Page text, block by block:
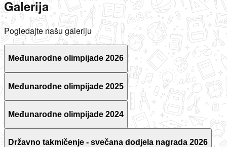
Galerija
Pogledajte našu galeriju
Međunarodne olimpijade 2026
Međunarodne olimpijade 2025
Međunarodne olimpijade 2024
Državno takmičenje - svečana dodjela nagrada 2026